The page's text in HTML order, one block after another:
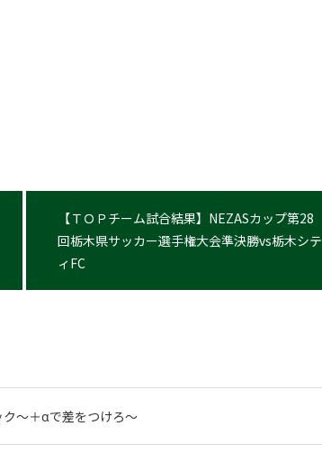
【ＴＯＰチーム試合結果】NEZASカップ第28
回栃木県サッカー選手権大会準決勝vs栃木シテ
ィFC
ク〜＋αで差をつけろ〜